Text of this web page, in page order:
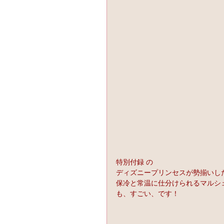
特別付録 の
ディズニープリンセスが勢揃いし
保冷と常温に仕分けられるマルシ
も、すごい、です！